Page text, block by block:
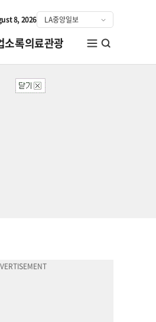
8, 2026
소록의료관광